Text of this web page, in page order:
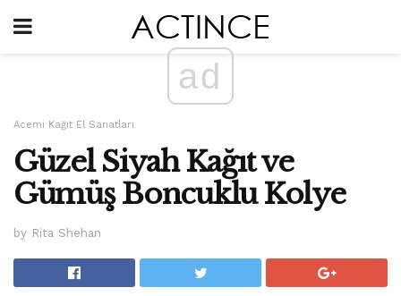
ad
Acemi Kağıt El Sanatları
Güzel Siyah Kağıt ve
Gümüş Boncuklu Kolye
by Rita Shehan